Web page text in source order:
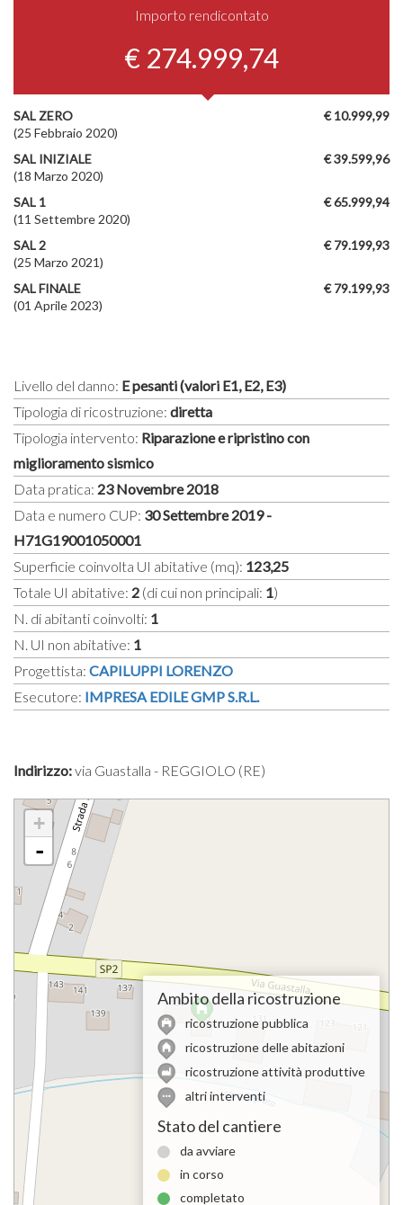
Importo rendicontato
€ 274.999,74
€ 10.999,99
SAL ZERO
(25 Febbraio 2020)
€ 39.599,96
SAL INIZIALE
(18 Marzo 2020)
€ 65.999,94
SAL 1
(11 Settembre 2020)
€ 79.199,93
SAL 2
(25 Marzo 2021)
€ 79.199,93
SAL FINALE
(01 Aprile 2023)
Livello del danno: E pesanti (valori E1, E2, E3)
Tipologia di ricostruzione: diretta
Tipologia intervento: Riparazione e ripristino con
miglioramento sismico
Data pratica: 23 Novembre 2018
Data e numero CUP: 30 Settembre 2019 -
H71G19001050001
Superficie coinvolta UI abitative (mq): 123,25
Totale UI abitative: 2 (di cui non principali: 1)
N. di abitanti coinvolti: 1
N. UI non abitative: 1
Progettista: CAPILUPPI LORENZO
Esecutore: IMPRESA EDILE GMP S.R.L.
Indirizzo:via Guastalla - REGGIOLO (RE)
+
-
Ambito della ricostruzione
ricostruzione pubblica
ricostruzione delle abitazioni
ricostruzione attività produttive
altri interventi
Stato del cantiere
da avviare
in corso
completato